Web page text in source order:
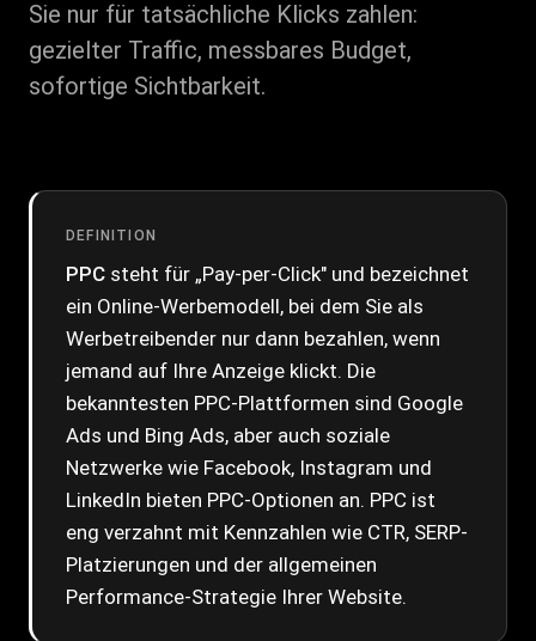
Sie nur für tatsächliche Klicks zahlen:
gezielter Traffic, messbares Budget,
sofortige Sichtbarkeit.
DEFINITION
PPC steht für „Pay-per-Click" und bezeichnet
ein Online-Werbemodell, bei dem Sie als
Werbetreibender nur dann bezahlen, wenn
jemand auf Ihre Anzeige klickt. Die
bekanntesten PPC-Plattformen sind Google
Ads und Bing Ads, aber auch soziale
Netzwerke wie Facebook, Instagram und
LinkedIn bieten PPC-Optionen an. PPC ist
eng verzahnt mit Kennzahlen wie CTR, SERP-
Platzierungen und der allgemeinen
Performance-Strategie Ihrer Website.